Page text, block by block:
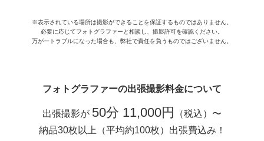
※表示されている場所は撮影ができることを保証するものではありません。
必要に応じてフォトグラファーと相談し、撮影許可を確認ください。
万が一トラブルになった場合も、弊社で責任を負うものではございません。
フォトグラファーの出張撮影料金について
出張撮影が 50分 11,000円
（税込）〜
納品30枚以上（平均約100枚）出張費込み！